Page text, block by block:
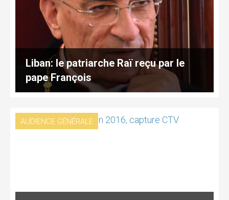
Liban: le patriarche Raï reçu par le
pape François
AUDIENCE GÉNÉRALE